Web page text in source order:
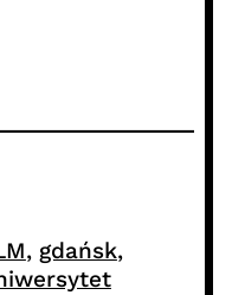
, gdańsk ,